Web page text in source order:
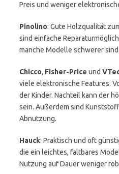
Preis und weniger
Pinolino: Gute Holzqualität
sind einfache
manche Modelle schwerer sind.
Chicco, Fisher-Price und
viele elektronische Features.
der Kinder. Nachteil kann der
sein. Außerdem sind
Abnutzung.
Hauck: Praktisch und oft
die ein leichtes, faltbares
Nutzung auf Dauer weniger